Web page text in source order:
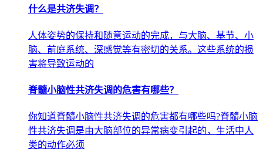
什么是共济失调？
人体姿势的保持和随意运动的完成，与大脑、基节、小
脑、前庭系统、深感觉等有密切的关系。这些系统的损
害将导致运动的
脊髓小脑性共济失调的危害有哪些？
你知道脊髓小脑性共济失调的危害都有哪些吗?脊髓小脑
性共济失调是由大脑部位的异常病变引起的，生活中人
类的动作必须